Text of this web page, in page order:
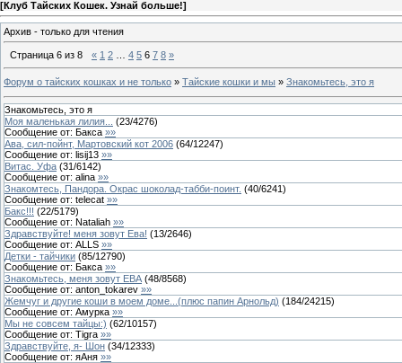
[Клуб Тайских Кошек. Узнай больше!]
Архив - только для чтения
Страница 6 из 8 « 1 2 4 5 6 7 8 »
Форум о тайских кошках и не только » Тайские кошки и мы » Знакомьтесь, это я
Знакомьтесь, это я
Моя маленькая лилия...
(23/4276)
Сообщение от: Бакса »»
Ава, сил-пойнт, Мартовский кот 2006 (64/12247)
Сообщение от: lisij13 »»
Витас. Уфа (31/6142)
Сообщение от: alina »»
Знакомтесь, Пандора. Окрас шоколад-табби-поинт. (40/6241)
Сообщение от: telecat »»
Бакс!!! (22/5179)
Сообщение от: Nataliah »»
Здравствуйте! меня зовут Ева! (13/2646)
Сообщение от: ALLS »»
Детки - тайчики (85/12790)
Сообщение от: Бакса »»
Знакомьтесь, меня зовут ЕВА (48/8568)
Сообщение от: anton_tokarev »»
Жемчуг и другие коши в моем доме...(плюс папин Арнольд) (184/24215)
Сообщение от: Амурка »»
Мы не совсем тайцы:) (62/10157)
Сообщение от: Tigra »»
Здравствуйте, я- Шон (34/12333)
Сообщение от: яАня »»